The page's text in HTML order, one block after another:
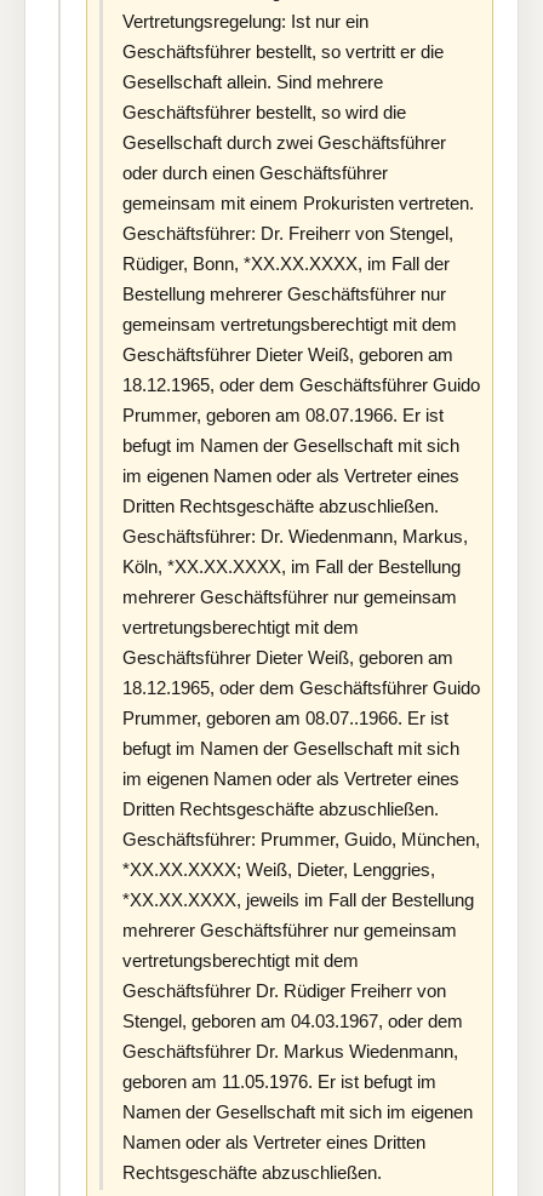
Vertretungsregelung: Ist nur ein
Geschäftsführer bestellt, so vertritt er die
Gesellschaft allein. Sind mehrere
Geschäftsführer bestellt, so wird die
Gesellschaft durch zwei Geschäftsführer
oder durch einen Geschäftsführer
gemeinsam mit einem Prokuristen vertreten.
Geschäftsführer: Dr. Freiherr von Stengel,
Rüdiger, Bonn, *XX.XX.XXXX, im Fall der
Bestellung mehrerer Geschäftsführer nur
gemeinsam vertretungsberechtigt mit dem
Geschäftsführer Dieter Weiß, geboren am
18.12.1965, oder dem Geschäftsführer Guido
Prummer, geboren am 08.07.1966. Er ist
befugt im Namen der Gesellschaft mit sich
im eigenen Namen oder als Vertreter eines
Dritten Rechtsgeschäfte abzuschließen.
Geschäftsführer: Dr. Wiedenmann, Markus,
Köln, *XX.XX.XXXX, im Fall der Bestellung
mehrerer Geschäftsführer nur gemeinsam
vertretungsberechtigt mit dem
Geschäftsführer Dieter Weiß, geboren am
18.12.1965, oder dem Geschäftsführer Guido
Prummer, geboren am 08.07..1966. Er ist
befugt im Namen der Gesellschaft mit sich
im eigenen Namen oder als Vertreter eines
Dritten Rechtsgeschäfte abzuschließen.
Geschäftsführer: Prummer, Guido, München,
*XX.XX.XXXX; Weiß, Dieter, Lenggries,
*XX.XX.XXXX, jeweils im Fall der Bestellung
mehrerer Geschäftsführer nur gemeinsam
vertretungsberechtigt mit dem
Geschäftsführer Dr. Rüdiger Freiherr von
Stengel, geboren am 04.03.1967, oder dem
Geschäftsführer Dr. Markus Wiedenmann,
geboren am 11.05.1976. Er ist befugt im
Namen der Gesellschaft mit sich im eigenen
Namen oder als Vertreter eines Dritten
Rechtsgeschäfte abzuschließen.